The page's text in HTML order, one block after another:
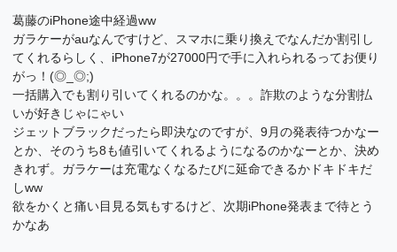
葛藤のiPhone途中経過ww
ガラケーがauなんですけど、スマホに乗り換えでなんだか割引し
てくれるらしく、iPhone7が27000円で手に入れられるってお便り
がっ！(◎_◎;)
一括購入でも割り引いてくれるのかな。。。詐欺のような分割払
いが好きじゃにゃい
ジェットブラックだったら即決なのですが、9月の発表待つかなー
とか、そのうち8も値引いてくれるようになるのかなーとか、決め
きれず。ガラケーは充電なくなるたびに延命できるかドキドキだ
しww
欲をかくと痛い目見る気もするけど、次期iPhone発表まで待とう
かなあ